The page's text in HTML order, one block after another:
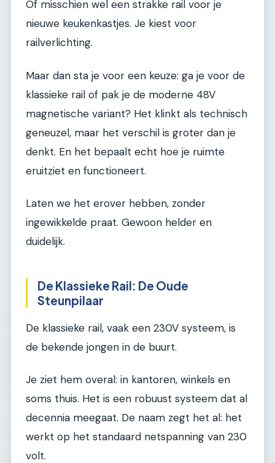
Of misschien wel een strakke rail voor je
nieuwe keukenkastjes. Je kiest voor
railverlichting.
Maar dan sta je voor een keuze: ga je voor de
klassieke rail of pak je de moderne 48V
magnetische variant? Het klinkt als technisch
geneuzel, maar het verschil is groter dan je
denkt. En het bepaalt echt hoe je ruimte
eruitziet en functioneert.
Laten we het erover hebben, zonder
ingewikkelde praat. Gewoon helder en
duidelijk.
De Klassieke Rail: De Oude
Steunpilaar
De klassieke rail, vaak een 230V systeem, is
de bekende jongen in de buurt.
Je ziet hem overal: in kantoren, winkels en
soms thuis. Het is een robuust systeem dat al
decennia meegaat. De naam zegt het al: het
werkt op het standaard netspanning van 230
volt.